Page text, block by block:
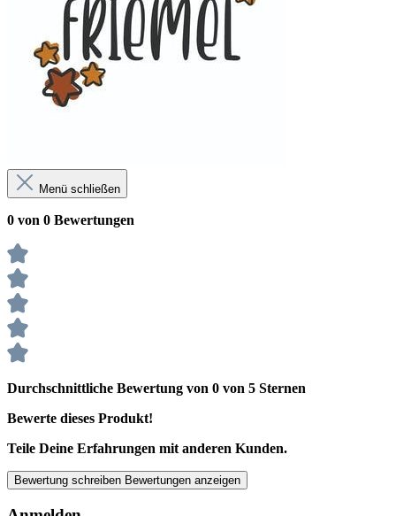
Menü schließen
0 von 0 Bewertungen
Durchschnittliche Bewertung von 0 von 5 Sternen
Bewerte dieses Produkt!
Teile Deine Erfahrungen mit anderen Kunden.
Bewertung schreiben Bewertungen anzeigen